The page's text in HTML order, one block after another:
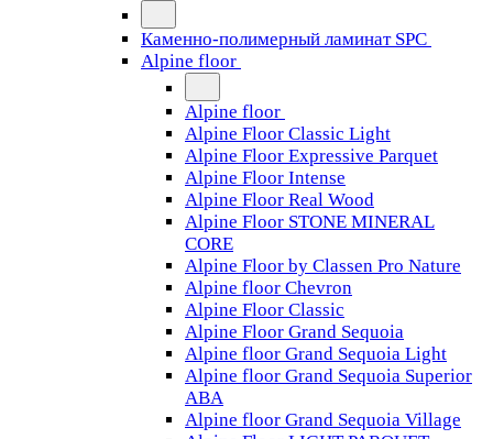
Каменно-полимерный ламинат SPC
Alpine floor
Alpine floor
Alpine Floor Classic Light
Alpine Floor Expressive Parquet
Alpine Floor Intense
Alpine Floor Real Wood
Alpine Floor STONE MINERAL
CORE
Alpine Floor by Classen Pro Nature
Alpine floor Chevron
Alpine Floor Classic
Alpine Floor Grand Sequoia
Alpine floor Grand Sequoia Light
Alpine floor Grand Sequoia Superior
ABA
Alpine floor Grand Sequoia Village